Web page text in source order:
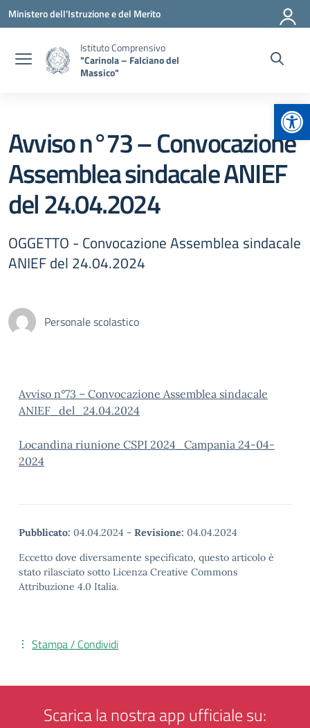
Vai ai contenuti
Vai al menu di navigazione
Vai al footer
Ministero dell'Istruzione e del Merito
Istituto Comprensivo
"Carinola – Falciano del
Massico"
Avviso n°73 – Convocazione
Assemblea sindacale ANIEF
del 24.04.2024
OGGETTO - Convocazione Assemblea sindacale
ANIEF del 24.04.2024
Personale scolastico
Avviso n°73 – Convocazione Assemblea sindacale
ANIEF_del_24.04.2024
Locandina riunione CSPI 2024_Campania 24-04-
2024
Pubblicato: 04.04.2024 - Revisione: 04.04.2024
Eccetto dove diversamente specificato, questo articolo è
stato rilasciato sotto Licenza Creative Commons
Attribuzione 4.0 Italia.
Stampa / Condividi
Scarica la nostra app ufficiale su: